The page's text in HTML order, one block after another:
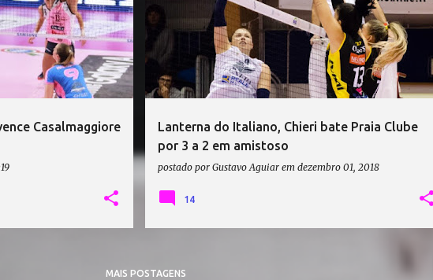
Casalmaggiore
Lanterna do Italiano, Chieri bate Praia Clube
por 3 a 2 em amistoso
postado por Gustavo Aguiar em dezembro 01, 2018
REALE MUTUA FENERA CHIERI
14
MAIS POSTAGENS